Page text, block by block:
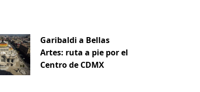
Garibaldi a Bellas
Artes: ruta a pie por el
Centro de CDMX